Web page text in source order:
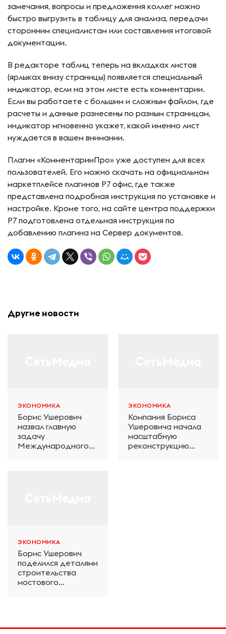
замечания, вопросы и предложения коллег можно
быстро выгрузить в таблицу для анализа, передачи
сторонним специалистам или составления итоговой
документации.
В редакторе таблиц теперь на вкладках листов
(ярлыках внизу страницы) появляется специальный
индикатор, если на этом листе есть комментарии.
Если вы работаете с большим и сложным файлом, где
расчеты и данные разнесены по разным страницам,
индикатор мгновенно укажет, какой именно лист
нуждается в вашем внимании.
Плагин «КомментарииПро» уже доступен для всех
пользователей. Его можно скачать на официальном
маркетплейсе плагинов Р7 офис, где также
представлена подробная инструкция по установке и
настройке. Кроме того, на сайте центра поддержки
Р7 подготовлена отдельная инструкция по
добавлению плагина на Сервер документов.
Другие новости
ЭКОНОМИКА
Борис Ушерович
назвал главную
задачу
Международного
ЭКОНОМИКА
Компания Бориса
Ушеровича начала
масштабную
реконструкцию
ЭКОНОМИКА
Борис Ушерович
поделился деталями
строительства
мостового